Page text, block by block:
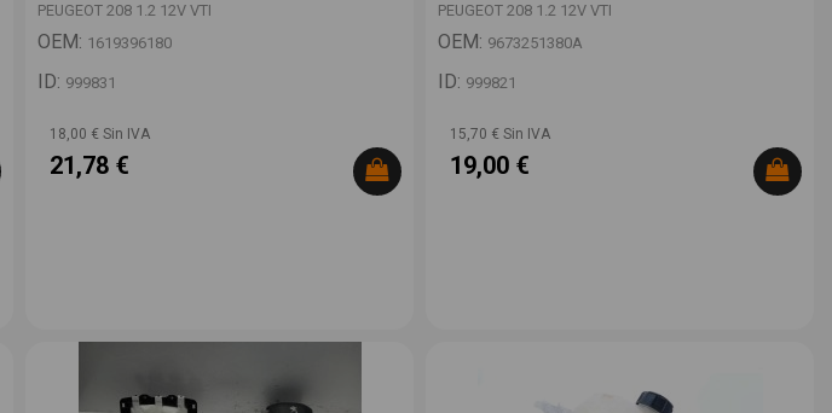
PEUGEOT 208 1.2 12V VTI
OEM: 1619396180
ID: 999831
18,00 € Sin IVA
21,78 €
PEUGEOT 208 1.2 12V VTI
OEM: 9673251380A
ID: 999821
15,70 € Sin IVA
19,00 €